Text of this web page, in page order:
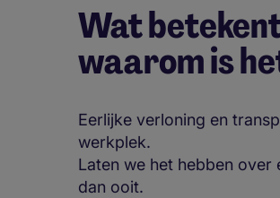
Wat
waarom is
Eerlijke verloning en
werkplek.
Laten we het hebben
dan ooit.